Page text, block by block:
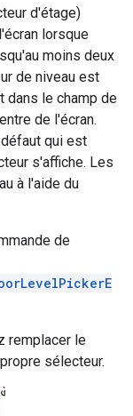
d'étage)
lorsque
moins deux
de niveau est
dans le champ de
de l'écran.
qui est
s'affiche. Les
à l'aide du
de
remplacer le
sélecteur.